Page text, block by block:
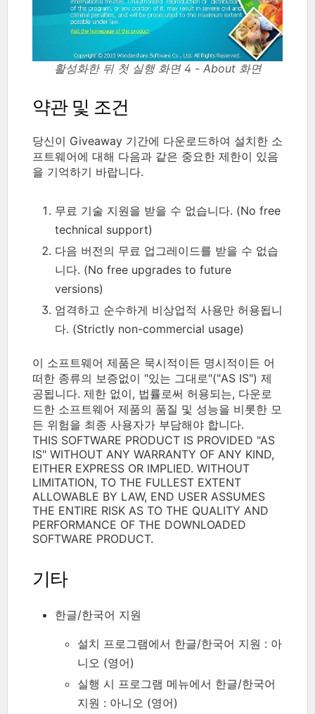
활성화한 뒤 첫 실행 화면 4 - About 화면
약관 및 조건
당신이 Giveaway 기간에 다운로드하여 설치한 소
프트웨어에 대해 다음과 같은 중요한 제한이 있음
을 기억하기 바랍니다.
무료 기술 지원을 받을 수 없습니다. (No free
technical support)
다음 버전의 무료 업그레이드를 받을 수 없습
니다. (No free upgrades to future
versions)
엄격하고 순수하게 비상업적 사용만 허용됩니
다. (Strictly non-commercial usage)
이 소프트웨어 제품은 묵시적이든 명시적이든 어
떠한 종류의 보증없이 "있는 그대로"("AS IS") 제
공됩니다. 제한 없이, 법률로써 허용되는, 다운로
드한 소프트웨어 제품의 품질 및 성능을 비롯한 모
든 위험을 최종 사용자가 부담해야 합니다.
THIS SOFTWARE PRODUCT IS PROVIDED "AS
IS" WITHOUT ANY WARRANTY OF ANY KIND,
EITHER EXPRESS OR IMPLIED. WITHOUT
LIMITATION, TO THE FULLEST EXTENT
ALLOWABLE BY LAW, END USER ASSUMES
THE ENTIRE RISK AS TO THE QUALITY AND
PERFORMANCE OF THE DOWNLOADED
SOFTWARE PRODUCT.
기타
한글/한국어 지원
설치 프로그램에서 한글/한국어 지원 : 아
니오 (영어)
실행 시 프로그램 메뉴에서 한글/한국어
지원 : 아니오 (영어)